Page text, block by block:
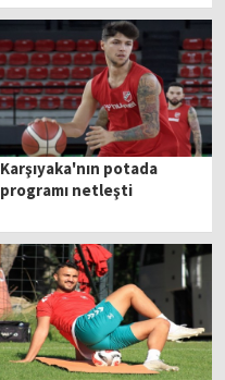
Karşıyaka'nın potada
programı netleşti